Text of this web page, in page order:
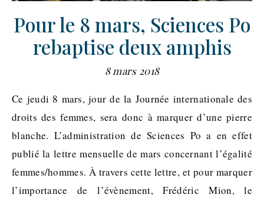
Pour le 8 mars, Sciences Po
rebaptise deux amphis
8 mars 2018
Ce jeudi 8 mars, jour de la Journée internationale des
droits des femmes, sera donc à marquer d’une pierre
blanche. L’administration de Sciences Po a en effet
publié la lettre mensuelle de mars concernant l’égalité
femmes/hommes. À travers cette lettre, et pour marquer
l’importance de l’évènement, Frédéric Mion, le